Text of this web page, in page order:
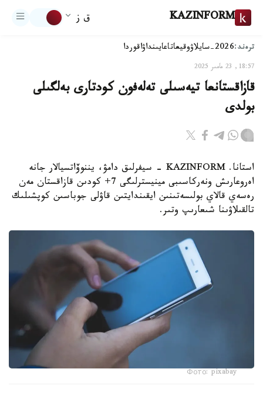
KAZINFORM ق ز
ترەند:2026-سايلاۋ وقيعاتاعايىنداۋاقوردا
18:57, 23 مامىر 2025
قازاقستانعا تيەسىلى تەلەفون كودتارى بەلگىلى
بولدى
استانا. KAZINFORM - سيفرلىق دامۋ، يننوۆاتسيالار جانە
اەروعارىش ونەركاسىبى مينيسترلىگى 7+ كودىن قازاقستان مەن
رەسەي قالاي بولىسەتىنىن ايقىندايتىن قاۋلى جوباسىن كوپشىلىك
تالقىلاۋىنا شىعارىپ وتىر.
Фото: pixabay